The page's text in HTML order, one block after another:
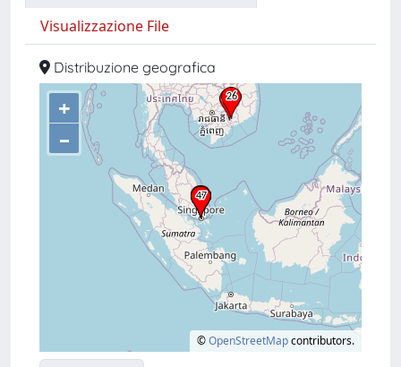
Visualizzazione File
Distribuzione geografica
+
–
©OpenStreetMapcontributors.